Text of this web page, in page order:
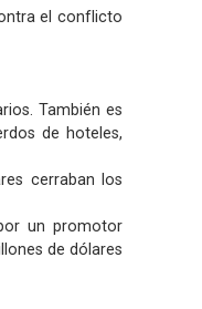
el conflicto
También es
de hoteles,
cerraban los
un promotor
de dólares